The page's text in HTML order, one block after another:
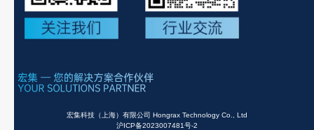
宏集科技（上海）有限公司 Hongrax Technology Co., Ltd
沪ICP备2023007481号-2